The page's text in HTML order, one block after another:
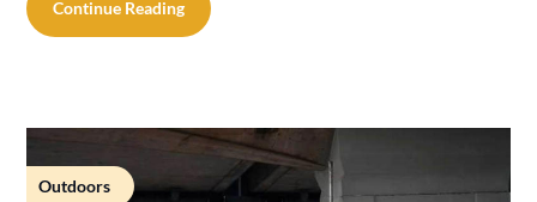
Continue Reading
Outdoors